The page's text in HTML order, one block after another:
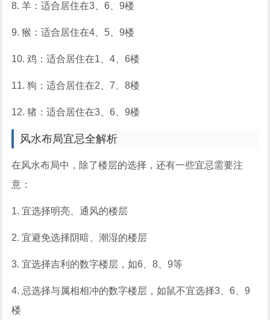
8. 羊：适合居住在3、6、9楼
9. 猴：适合居住在4、5、9楼
10. 鸡：适合居住在1、4、6楼
11. 狗：适合居住在2、7、8楼
12. 猪：适合居住在3、6、9楼
风水布局宜忌全解析
在风水布局中，除了楼层的选择，还有一些宜忌需要注
意：
1. 宜选择明亮、通风的楼层
2. 宜避免选择阴暗、潮湿的楼层
3. 宜选择吉利的数字楼层，如6、8、9等
4. 忌选择与属相相冲的数字楼层，如鼠不宜选择3、6、9
楼